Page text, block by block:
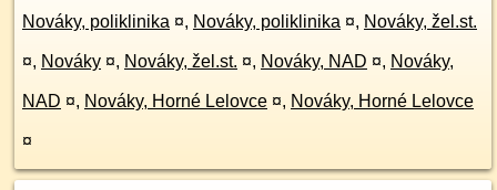
Nováky, poliklinika ¤, Nováky, poliklinika ¤, Nováky, žel.st.
¤, Nováky ¤, Nováky, žel.st. ¤, Nováky, NAD ¤, Nováky,
NAD ¤, Nováky, Horné Lelovce ¤, Nováky, Horné Lelovce
¤